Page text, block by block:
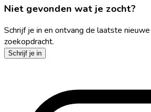
Niet gevonden wat je zocht?
Schrijf je in en ontvang de laatste
zoekopdracht.
Schrijf je in